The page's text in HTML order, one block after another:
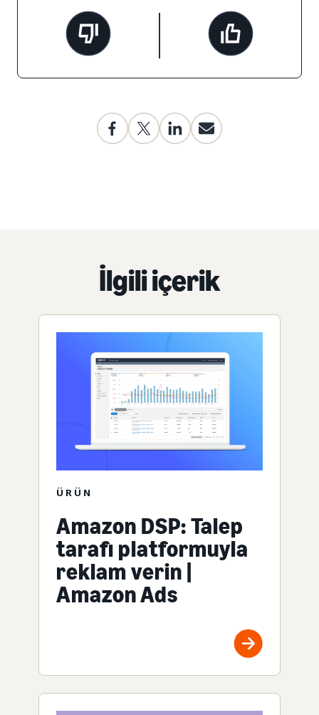
İlgili içerik
ÜRÜN
Amazon DSP: Talep
tarafı platformuyla
reklam verin |
Amazon Ads